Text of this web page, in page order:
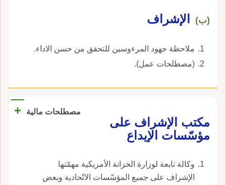
(ب) الإشراف
ملاحظة جهود المرءوسين للتحقق من حسن الاداء.
(مصطلحات عمل).
مصطلحات مالية
+
مكتب الإشراف على
مؤسّسات الإيداع
وكالة تابعة لوزارة الخزانة الأمريكية مهمّتها
الإشراف على جميع المؤسّسات الاتّحادية وبعض